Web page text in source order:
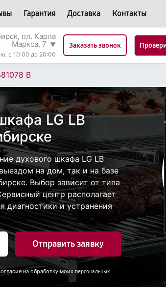
Гарантия Доставка Контакты
пл. Карла
Маркса, 7 ▼
с 10:00 до 20:00
Заказать звонок
B
LG LB
духового шкафа LG LB
на дом, так и на базе
Выбор зависит от типа
центр располагает
и устранения
Отправить заявку
на обработку моих персональных